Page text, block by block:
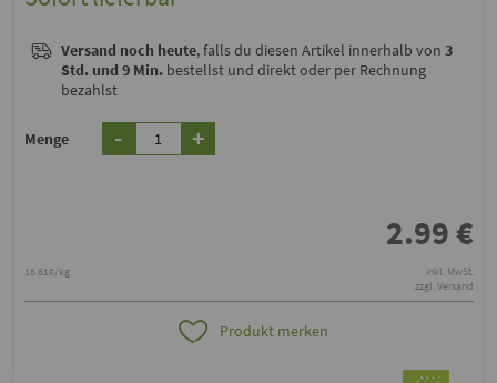
Versand noch heute, falls du diesen Artikel innerhalb von3
Std. und 9 Min. bestellst und direkt oder per Rechnung
bezahlst
Menge - +
2.99€
16.61€/kg
inkl. MwSt.
zzgl. Versand
Produkt merken